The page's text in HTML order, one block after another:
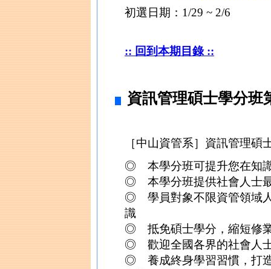
初選日期：1/29 ~ 2/6
:: 回到本期目錄 ::
資訊管理碩士學分班
［中山資管系］資訊管理
◎ 本學分班可提升您在知
◎ 本學分班提供社會人士
◎ 學員對象不限資管領域
識
◎ 抵免碩士學分，縮短修
◎ 歡迎全國各界的社會人
◎ 養成終身學習習慣，打